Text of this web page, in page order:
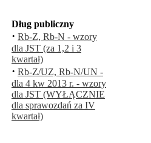
Dług publiczny
· Rb-Z, Rb-N - wzory
dla JST (za 1,2 i 3
kwartał)
· Rb-Z/UZ, Rb-N/UN -
dla 4 kw 2013 r. - wzory
dla JST (WYŁĄCZNIE
dla sprawozdań za IV
kwartał)